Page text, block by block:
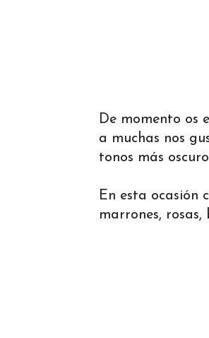
De momento os
a muchas nos
tonos más
En esta ocasión
marrones, rosas,